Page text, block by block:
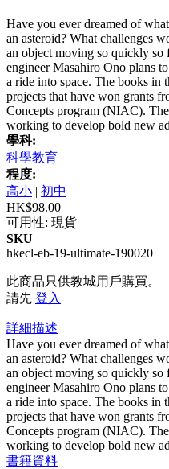
Have you ever dreamed of
an asteroid? What challenges
an object moving so quickly
engineer Masahiro Ono plans
a ride into space. The books in
projects that have won grants
Concepts program (NIAC).
working to develop bold new
學科:
科學教育
程度:
高小 | 初中
HK$98.00
可用性: 現貨
SKU
hkecl-eb-19-ultimate-190020
此商品只供教城用戶購買。
請先 登入
詳細描述
Have you ever dreamed of
an asteroid? What challenges
an object moving so quickly
engineer Masahiro Ono plans
a ride into space. The books in
projects that have won grants
Concepts program (NIAC).
working to develop bold new
書籍資料